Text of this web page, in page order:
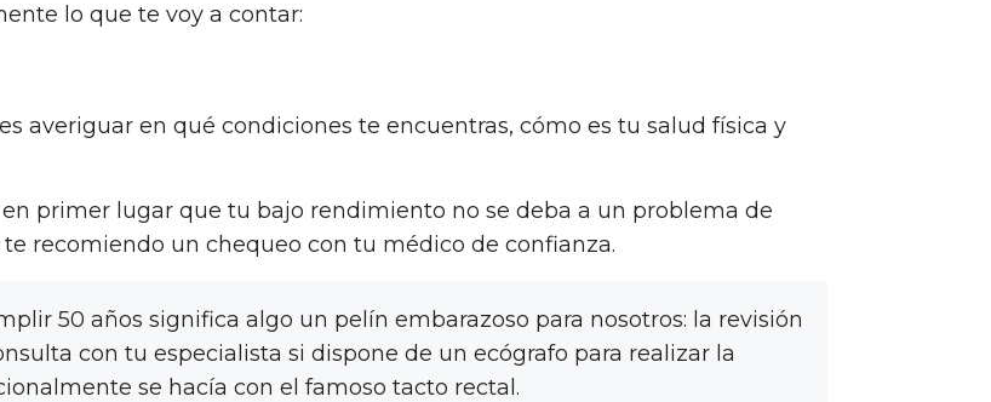
lo que te voy a contar:
averiguar en qué condiciones te encuentras, cómo es tu salud física y
primer lugar que tu bajo rendimiento no se deba a un problema de
recomiendo un chequeo con tu médico de confianza.
50 años significa algo un pelín embarazoso para nosotros: la revisión
con tu especialista si dispone de un ecógrafo para realizar la
se hacía con el famoso tacto rectal.